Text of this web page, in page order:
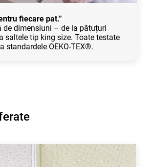
fiecare pat.”
de dimensiuni – de la pătuțuri
saltele tip king size. Toate testate
standardele OEKO-TEX®.